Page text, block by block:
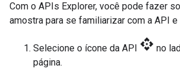
Com o APIs Explorer, você pode fazer
amostra para se familiarizar com a API
Selecione o ícone da API api no
página.